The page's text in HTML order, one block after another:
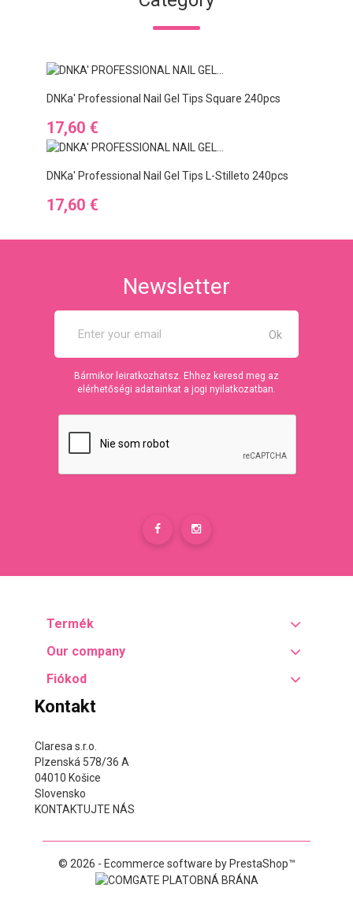
DNKa' Professional Nail Gel Tips Square 240pcs
Ár
17,60 €
DNKa' Professional Nail Gel Tips L-Stilleto 240pcs
Ár
17,60 €
Newsletter
Bármikor leiratkozhatsz. Ehhez keresd meg az
elérhetőségi adatainkat a jogi nyilatkozatban.
Termék
Our company
Fiókod
Kontakt
Claresa s.r.o.
Plzenská 578/36 A
04010 Košice
Slovensko
KONTAKTUJTE NÁS
© 2026 - Ecommerce software by PrestaShop™